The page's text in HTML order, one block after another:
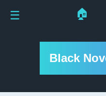
Black
☰ 🏠